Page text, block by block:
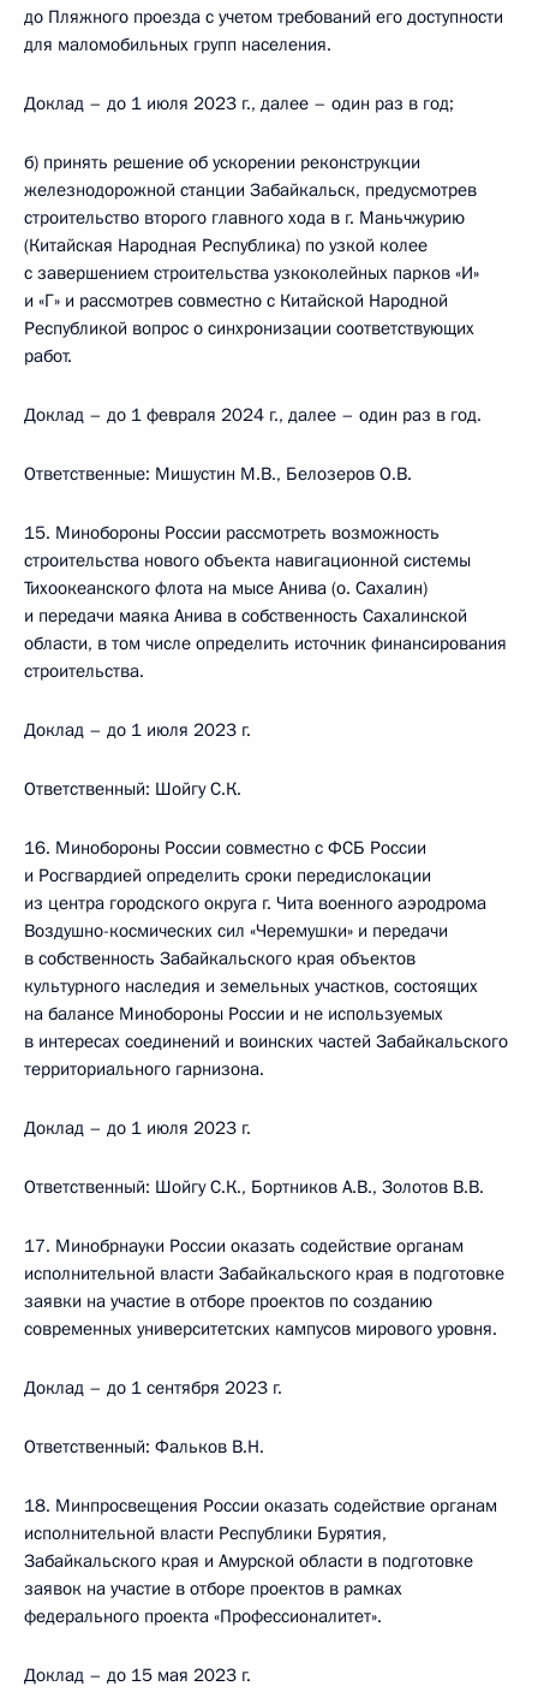
до Пляжного проезда с учетом требований его доступности
для маломобильных групп населения.
Доклад – до 1 июля 2023 г., далее – один раз в год;
б) принять решение об ускорении реконструкции
железнодорожной станции Забайкальск, предусмотрев
строительство второго главного хода в г. Маньчжурию
(Китайская Народная Республика) по узкой колее
с завершением строительства узкоколейных парков «И»
и «Г» и рассмотрев совместно с Китайской Народной
Республикой вопрос о синхронизации соответствующих
работ.
Доклад – до 1 февраля 2024 г., далее – один раз в год.
Ответственные: Мишустин М.В., Белозеров О.В.
15. Минобороны России рассмотреть возможность
строительства нового объекта навигационной системы
Тихоокеанского флота на мысе Анива (о. Сахалин)
и передачи маяка Анива в собственность Сахалинской
области, в том числе определить источник финансирования
строительства.
Доклад – до 1 июля 2023 г.
Ответственный: Шойгу С.К.
16. Минобороны России совместно с ФСБ России
и Росгвардией определить сроки передислокации
из центра городского округа г. Чита военного аэродрома
Воздушно-космических сил «Черемушки» и передачи
в собственность Забайкальского края объектов
культурного наследия и земельных участков, состоящих
на балансе Минобороны России и не используемых
в интересах соединений и воинских частей Забайкальского
территориального гарнизона.
Доклад – до 1 июля 2023 г.
Ответственный: Шойгу С.К., Бортников А.В., Золотов В.В.
17. Минобрнауки России оказать содействие органам
исполнительной власти Забайкальского края в подготовке
заявки на участие в отборе проектов по созданию
современных университетских кампусов мирового уровня.
Доклад – до 1 сентября 2023 г.
Ответственный: Фальков В.Н.
18. Минпросвещения России оказать содействие органам
исполнительной власти Республики Бурятия,
Забайкальского края и Амурской области в подготовке
заявок на участие в отборе проектов в рамках
федерального проекта «Профессионалитет».
Доклад – до 15 мая 2023 г.